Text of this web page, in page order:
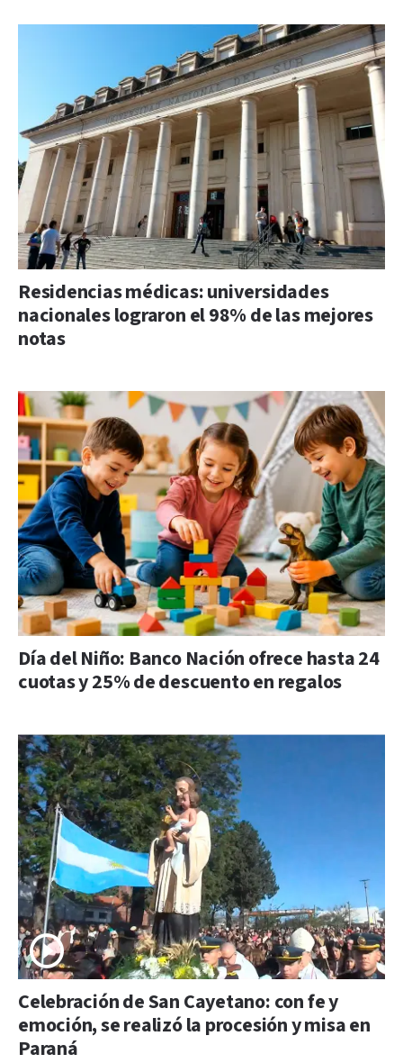
Residencias médicas: universidades
nacionales lograron el 98% de las mejores
notas
Día del Niño: Banco Nación ofrece hasta 24
cuotas y 25% de descuento en regalos
Celebración de San Cayetano: con fe y
emoción, se realizó la procesión y misa en
Paraná